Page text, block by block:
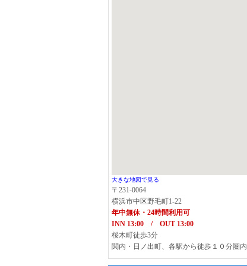
大きな地図で見る
〒231-0064
横浜市中区野毛町1-22
年中無休・24時間利用可
INN 13:00 / OUT 13:00
桜木町徒歩3分
関内・日ノ出町、各駅から徒歩１０分圏内